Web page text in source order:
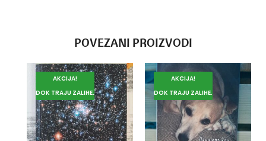
POVEZANI PROIZVODI
AKCIJA!
DOK TRAJU ZALIHE.
AKCIJA!
DOK TRAJU ZALIHE.